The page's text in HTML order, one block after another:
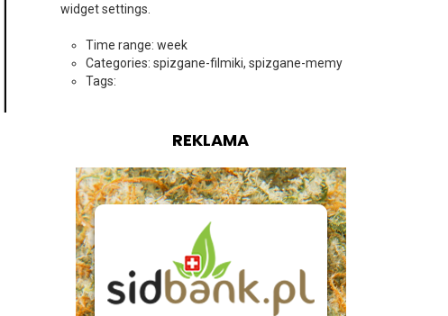
widget settings.
Time range: week
Categories: spizgane-filmiki, spizgane-memy
Tags:
REKLAMA